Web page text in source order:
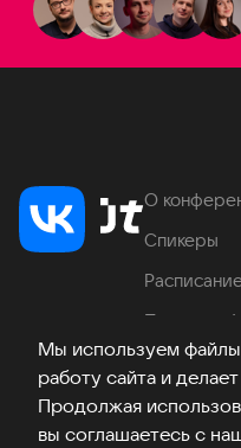
Мы используем
работу сайта и
Продолжая
вы соглашаетесь с
О
Спикеры
Продукты
Место
Часто